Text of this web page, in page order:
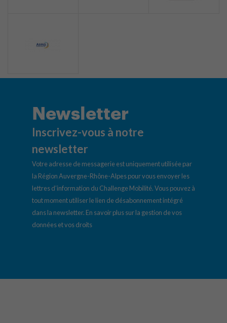
Newsletter
Inscrivez-vous à notre
newsletter
Votre adresse de messagerie est uniquement utilisée par
la Région Auvergne-Rhône-Alpes pour vous envoyer les
lettres d’information du Challenge Mobilité. Vous pouvez à
tout moment utiliser le lien de désabonnement intégré
dans la newsletter. En savoir plus sur la gestion de vos
données et vos droits